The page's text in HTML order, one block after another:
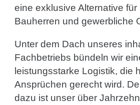
eine exklusive Alternative
Bauherren und gewerbliche
Unter dem Dach unseres
Fachbetriebs bündeln wir
leistungsstarke Logistik, die
Ansprüchen gerecht wird.
dazu ist unser über